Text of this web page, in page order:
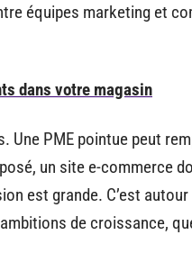
équipes marketing et
dans votre magasin
Une PME pointue peut
un site e-commerce
est grande. C’est
de croissance,